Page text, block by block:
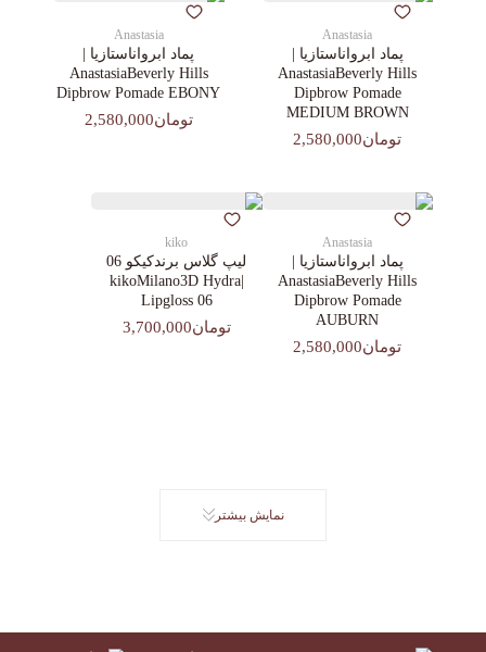
Anastasia
پماد ابرواناستازیا |
AnastasiaBeverly Hills
Dipbrow Pomade
MEDIUM BROWN
تومان2,580,000
Anastasia
پماد ابرواناستازیا |
AnastasiaBeverly Hills
Dipbrow Pomade EBONY
تومان2,580,000
Anastasia
پماد ابرواناستازیا |
AnastasiaBeverly Hills
Dipbrow Pomade
AUBURN
تومان2,580,000
kiko
لیپ گلاس‌ برندکیکو 06
|kikoMilano3D Hydra
Lipgloss 06
تومان3,700,000
نمایش بیشتر